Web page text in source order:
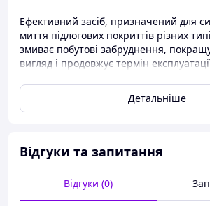
Ефективний засіб, призначений для
миття підлогових покриттів різних
змиває побутові забруднення,
вигляд і продовжує термін
дію щодо грампозитивних і
грибків і цвілі. Не залишає розводів
Детальніше
Відгуки та запитання
Відгуки (0)